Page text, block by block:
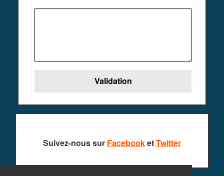
Suivez-nous sur FacebooketTwitter